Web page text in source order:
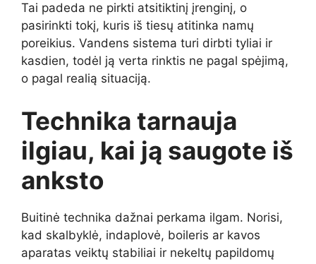
Tai padeda ne pirkti atsitiktinį įrenginį, o
pasirinkti tokį, kuris iš tiesų atitinka namų
poreikius. Vandens sistema turi dirbti tyliai ir
kasdien, todėl ją verta rinktis ne pagal spėjimą,
o pagal realią situaciją.
Technika tarnauja
ilgiau, kai ją saugote iš
anksto
Buitinė technika dažnai perkama ilgam. Norisi,
kad skalbyklė, indaplovė, boileris ar kavos
aparatas veiktų stabiliai ir nekeltų papildomų